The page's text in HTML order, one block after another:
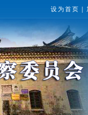
设为首页